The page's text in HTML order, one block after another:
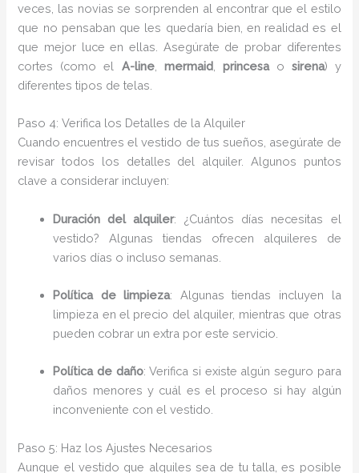
veces, las novias se sorprenden al encontrar que el estilo
que no pensaban que les quedaría bien, en realidad es el
que mejor luce en ellas. Asegúrate de probar diferentes
cortes (como el A-line, mermaid, princesao sirena) y
diferentes tipos de telas.
Paso 4: Verifica los Detalles de la Alquiler
Cuando encuentres el vestido de tus sueños, asegúrate de
revisar todos los detalles del alquiler. Algunos puntos
clave a considerar incluyen:
Duración del alquiler: ¿Cuántos días necesitas el
vestido? Algunas tiendas ofrecen alquileres de
varios días o incluso semanas.
Política de limpieza: Algunas tiendas incluyen la
limpieza en el precio del alquiler, mientras que otras
pueden cobrar un extra por este servicio.
Política de daño: Verifica si existe algún seguro para
daños menores y cuál es el proceso si hay algún
inconveniente con el vestido.
Paso 5: Haz los Ajustes Necesarios
Aunque el vestido que alquiles sea de tu talla, es posible